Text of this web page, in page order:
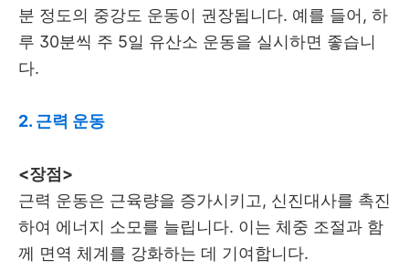
분 정도의 중강도 운동이 권장됩니다. 예를 들어, 하
루 30분씩 주 5일 유산소 운동을 실시하면 좋습니
다.
2. 근력 운동
<장점>
근력 운동은 근육량을 증가시키고, 신진대사를 촉진
하여 에너지 소모를 늘립니다. 이는 체중 조절과 함
께 면역 체계를 강화하는 데 기여합니다.